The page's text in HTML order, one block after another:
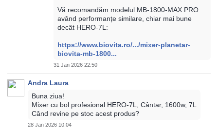
Vă recomandăm modelul MB-1800-MAX PRO
având performanțe similare, chiar mai bune
decât HERO-7L:
https://www.biovita.ro/.../mixer-planetar-
biovita-mb-1800...
31 Jan 2026 22:50
Andra Laura
Buna ziua!
Mixer cu bol profesional HERO-7L, Cântar, 1600w, 7L
Când revine pe stoc acest produs?
28 Jan 2026 10:04